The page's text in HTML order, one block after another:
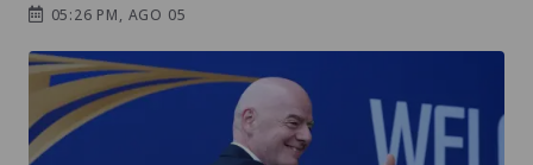
05:26 PM, AGO 05